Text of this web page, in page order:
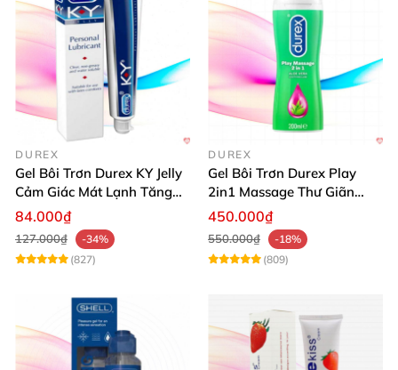
DUREX
Gel Bôi Trơn Durex KY Jelly
Cảm Giác Mát Lạnh Tăng
Hưng Phấn
84.000₫
127.000₫
-34%
(827)
DUREX
Gel Bôi Trơn Durex Play
2in1 Massage Thư Giãn
Hấp Dẫn 200ml
450.000₫
550.000₫
-18%
(809)